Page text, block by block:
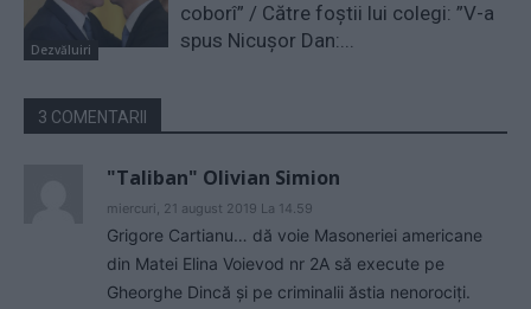
Dezvăluiri
coborî” / Către foștii lui colegi: ”V-a
spus Nicușor Dan:...
3 COMENTARII
"Taliban" Olivian Simion
miercuri, 21 august 2019 La 14.59
Grigore Cartianu… dă voie Masoneriei americane
din Matei Elina Voievod nr 2A să execute pe
Gheorghe Dincă și pe criminalii ăstia nenorociți.